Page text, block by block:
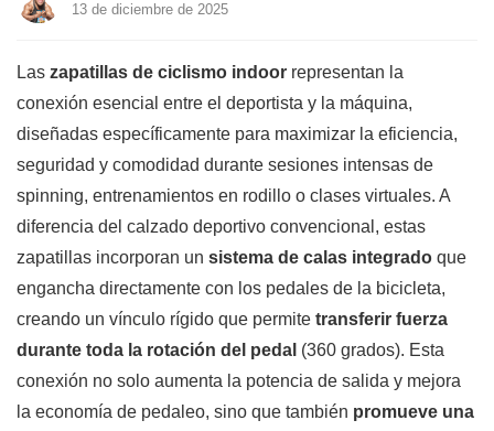
13 de diciembre de 2025
Las zapatillas de ciclismo indoor representan la
conexión esencial entre el deportista y la máquina,
diseñadas específicamente para maximizar la eficiencia,
seguridad y comodidad durante sesiones intensas de
spinning, entrenamientos en rodillo o clases virtuales. A
diferencia del calzado deportivo convencional, estas
zapatillas incorporan un sistema de calas integrado que
engancha directamente con los pedales de la bicicleta,
creando un vínculo rígido que permite transferir fuerza
durante toda la rotación del pedal (360 grados). Esta
conexión no solo aumenta la potencia de salida y mejora
la economía de pedaleo, sino que también promueve una